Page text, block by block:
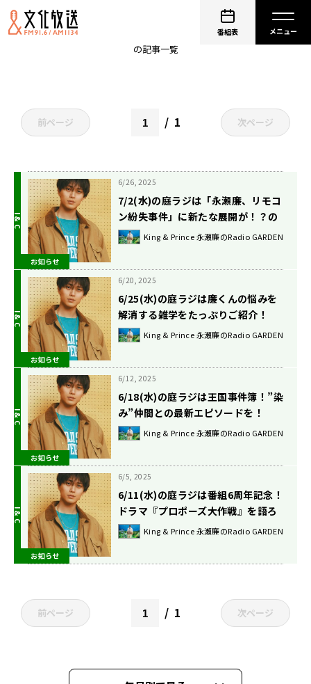
番組表
King & Prince 永瀬廉のRadio GARDEN
の記事一覧
前ページ 1 次ページ
お知らせ
6/26, 2025
7/2(水)の庭ラジは「永瀬廉、リモコ
ン紛失事件」に新たな展開が！？の
巻ですKing & Prince 永瀬廉のRadio GARDEN
お知らせ
6/20, 2025
6/25(水)の庭ラジは廉くんの悩みを
解消する雑学をたっぷりご紹介！
King & Prince 永瀬廉のRadio GARDEN
お知らせ
6/12, 2025
6/18(水)の庭ラジは王国事件簿！”染
み”仲間との最新エピソードを！
King & Prince 永瀬廉のRadio GARDEN
お知らせ
6/5, 2025
6/11(水)の庭ラジは番組6周年記念！
ドラマ『プロポーズ大作戦』を語ろ
うSPです！King & Prince 永瀬廉のRadio GARDEN
前ページ 1 次ページ